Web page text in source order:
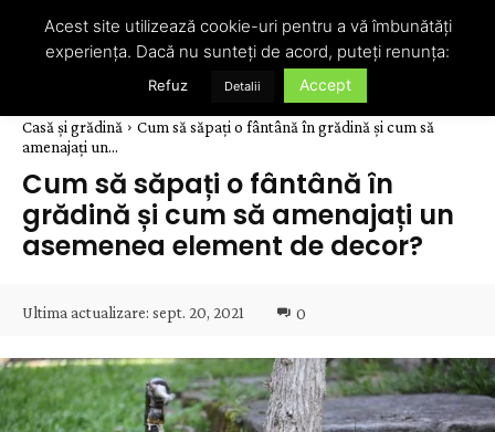
Casă și grădină
Cum să săpați o fântână în grădină și cum să
amenajați un...
Cum să săpați o fântână în
grădină și cum să amenajați un
asemenea element de decor?
Ultima actualizare: sept. 20, 2021 0
Acest site utilizează cookie-uri pentru a vă îmbunătăți
experiența. Dacă nu sunteți de acord, puteți renunța:
Refuz Detalii Accept